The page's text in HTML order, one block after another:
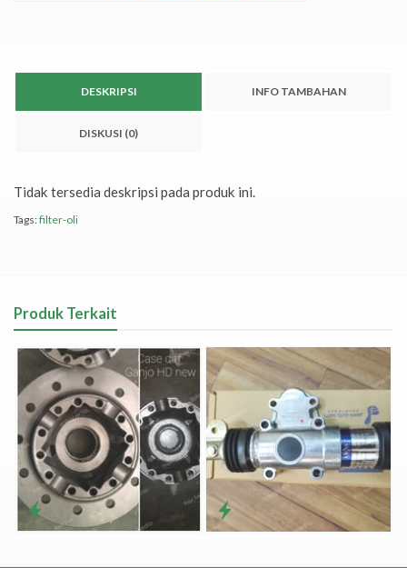
DESKRIPSI INFO TAMBAHAN
DISKUSI (0)
Tidak tersedia deskripsi pada produk ini.
Tags:filter-oli
Produk Terkait